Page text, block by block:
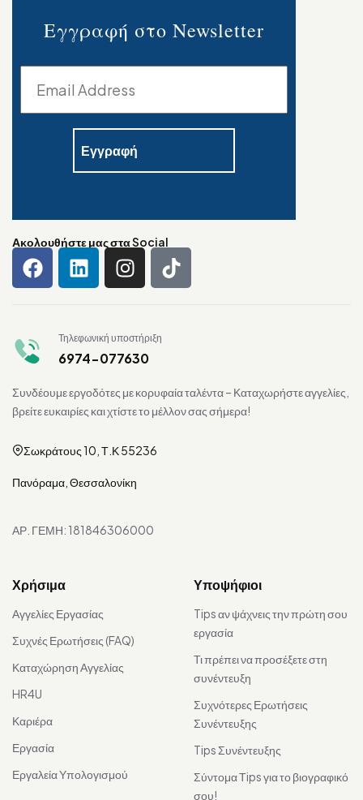
Εγγραφή στο Newsletter
Ακολουθήστε μας στα Social
Τηλεφωνική υποστήριξη
6974-077630
Συνδέουμε εργοδότες με κορυφαία ταλέντα – Καταχωρήστε αγγελίες,
βρείτε ευκαιρίες και χτίστε το μέλλον σας σήμερα!
Σωκράτους 10, Τ.Κ 55236
Πανόραμα, Θεσσαλονίκη
ΑΡ. ΓΕΜΗ: 181846306000
Χρήσιμα
Αγγελίες Εργασίας
Συχνές Ερωτήσεις (FAQ)
Καταχώρηση Αγγελίας
HR4U
Καριέρα
Εργασία
Εργαλεία Υπολογισμού
Υποψήφιοι
Tips αν ψάχνεις την πρώτη σου
εργασία
Τι πρέπει να προσέξετε στη
συνέντευξη
Συχνότερες Ερωτήσεις
Συνέντευξης
Tips Συνέντευξης
Σύντομα Τips για το βιογραφικό
σου!